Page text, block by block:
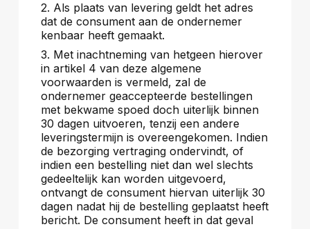
2. Als plaats van levering geldt het adres
dat de consument aan de ondernemer
kenbaar heeft gemaakt.
3. Met inachtneming van hetgeen hierover
in artikel 4 van deze algemene
voorwaarden is vermeld, zal de
ondernemer geaccepteerde bestellingen
met bekwame spoed doch uiterlijk binnen
30 dagen uitvoeren, tenzij een andere
leveringstermijn is overeengekomen. Indien
de bezorging vertraging ondervindt, of
indien een bestelling niet dan wel slechts
gedeeltelijk kan worden uitgevoerd,
ontvangt de consument hiervan uiterlijk 30
dagen nadat hij de bestelling geplaatst heeft
bericht. De consument heeft in dat geval